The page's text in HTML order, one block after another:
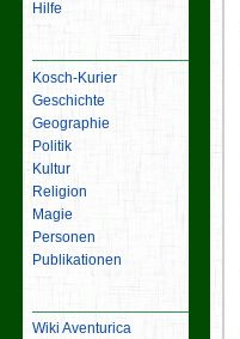
Hilfe
Kosch-Kurier
Geschichte
Geographie
Politik
Kultur
Religion
Magie
Personen
Publikationen
Wiki Aventurica